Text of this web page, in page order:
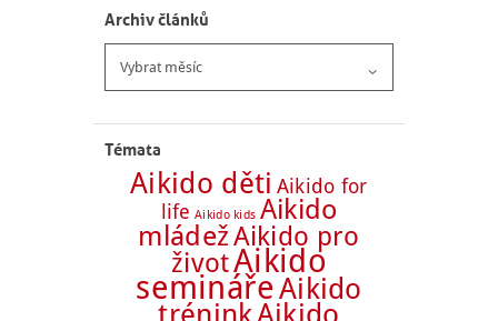
Archiv článků
článků
Témata
Aikido děti Aikido for
life Aikido kids Aikido
mládežAikido pro
životAikido
semináře Aikido